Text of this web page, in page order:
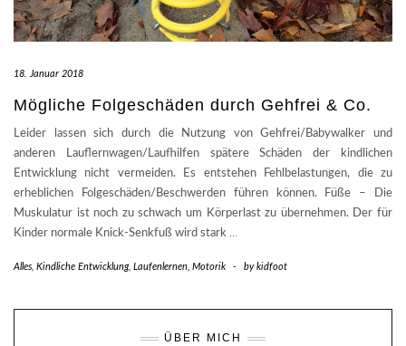
18. Januar 2018
Mögliche Folgeschäden durch Gehfrei & Co.
Leider lassen sich durch die Nutzung von Gehfrei/Babywalker und
anderen Lauflernwagen/Laufhilfen spätere Schäden der kindlichen
Entwicklung nicht vermeiden. Es entstehen Fehlbelastungen, die zu
erheblichen Folgeschäden/Beschwerden führen können. Füße – Die
Muskulatur ist noch zu schwach um Körperlast zu übernehmen. Der für
Kinder normale Knick-Senkfuß wird stark …
Alles, Kindliche Entwicklung, Laufenlernen, Motorik - bykidfoot
ÜBER MICH